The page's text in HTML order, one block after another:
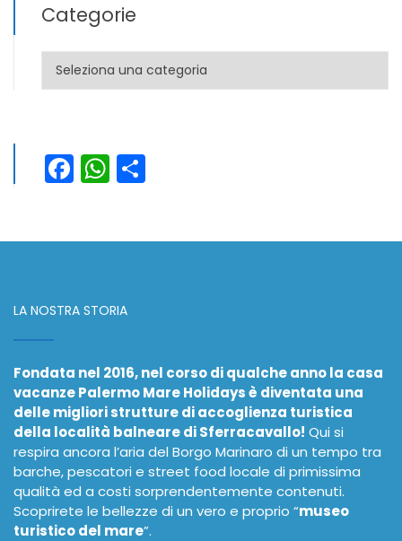
Categorie
Categorie
Facebook
WhatsApp
LA NOSTRA STORIA
Fondata nel 2016, nel corso di qualche anno la casa
vacanze Palermo Mare Holidays è diventata una
delle migliori strutture di accoglienza turistica
della località balneare di Sferracavallo! Qui si
respira ancora l’aria del Borgo Marinaro di un tempo tra
barche, pescatori e street food locale di primissima
qualità ed a costi sorprendentemente contenuti.
Scoprirete le bellezze di un vero e proprio “museo
turistico del mare”.